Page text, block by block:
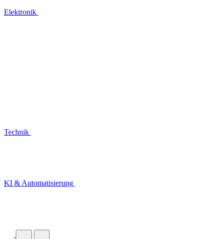
Elektronik
Technik
KI & Automatisierung